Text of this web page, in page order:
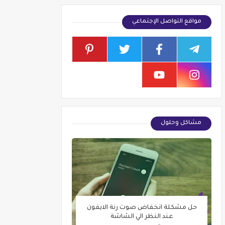
مواقع التواصل الإجتماعي
مشاكل وحلول
حل مشكلة انخفاض صوت رنة الايفون
عند النظر الي الشاشة